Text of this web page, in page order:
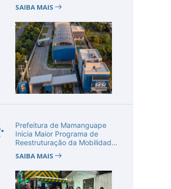
SAIBA MAIS
Prefeitura de Mamanguape
Inicia Maior Programa de
Reestruturação da Mobilidade
SAIBA MAIS